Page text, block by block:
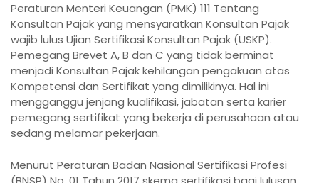
Peraturan Menteri Keuangan (PMK) 111 Tentang
Konsultan Pajak yang mensyaratkan Konsultan Pajak
wajib lulus Ujian Sertifikasi Konsultan Pajak (USKP).
Pemegang Brevet A, B dan C yang tidak berminat
menjadi Konsultan Pajak kehilangan pengakuan atas
Kompetensi dan Sertifikat yang dimilikinya. Hal ini
mengganggu jenjang kualifikasi, jabatan serta karier
pemegang sertifikat yang bekerja di perusahaan atau
sedang melamar pekerjaan.
Menurut Peraturan Badan Nasional Sertifikasi Profesi